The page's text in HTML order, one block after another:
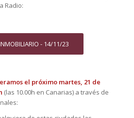
Radio:
- 14/11/23
el próximo martes, 21 de
(las 10.00h en Canarias) a través de